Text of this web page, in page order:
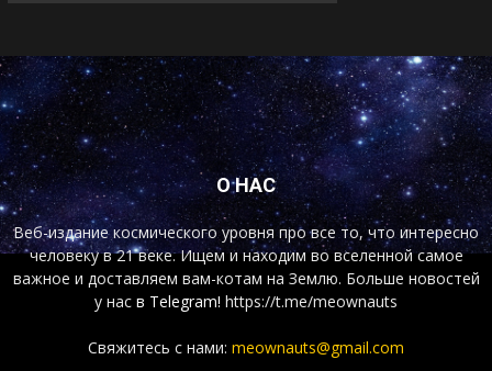
О НАС
Веб-издание космического уровня про все то, что интересно
человеку в 21 веке. Ищем и находим во вселенной самое
важное и доставляем вам-котам на Землю. Больше новостей
у нас в Telegram! https://t.me/meownauts
Свяжитесь с нами: meownauts@gmail.com